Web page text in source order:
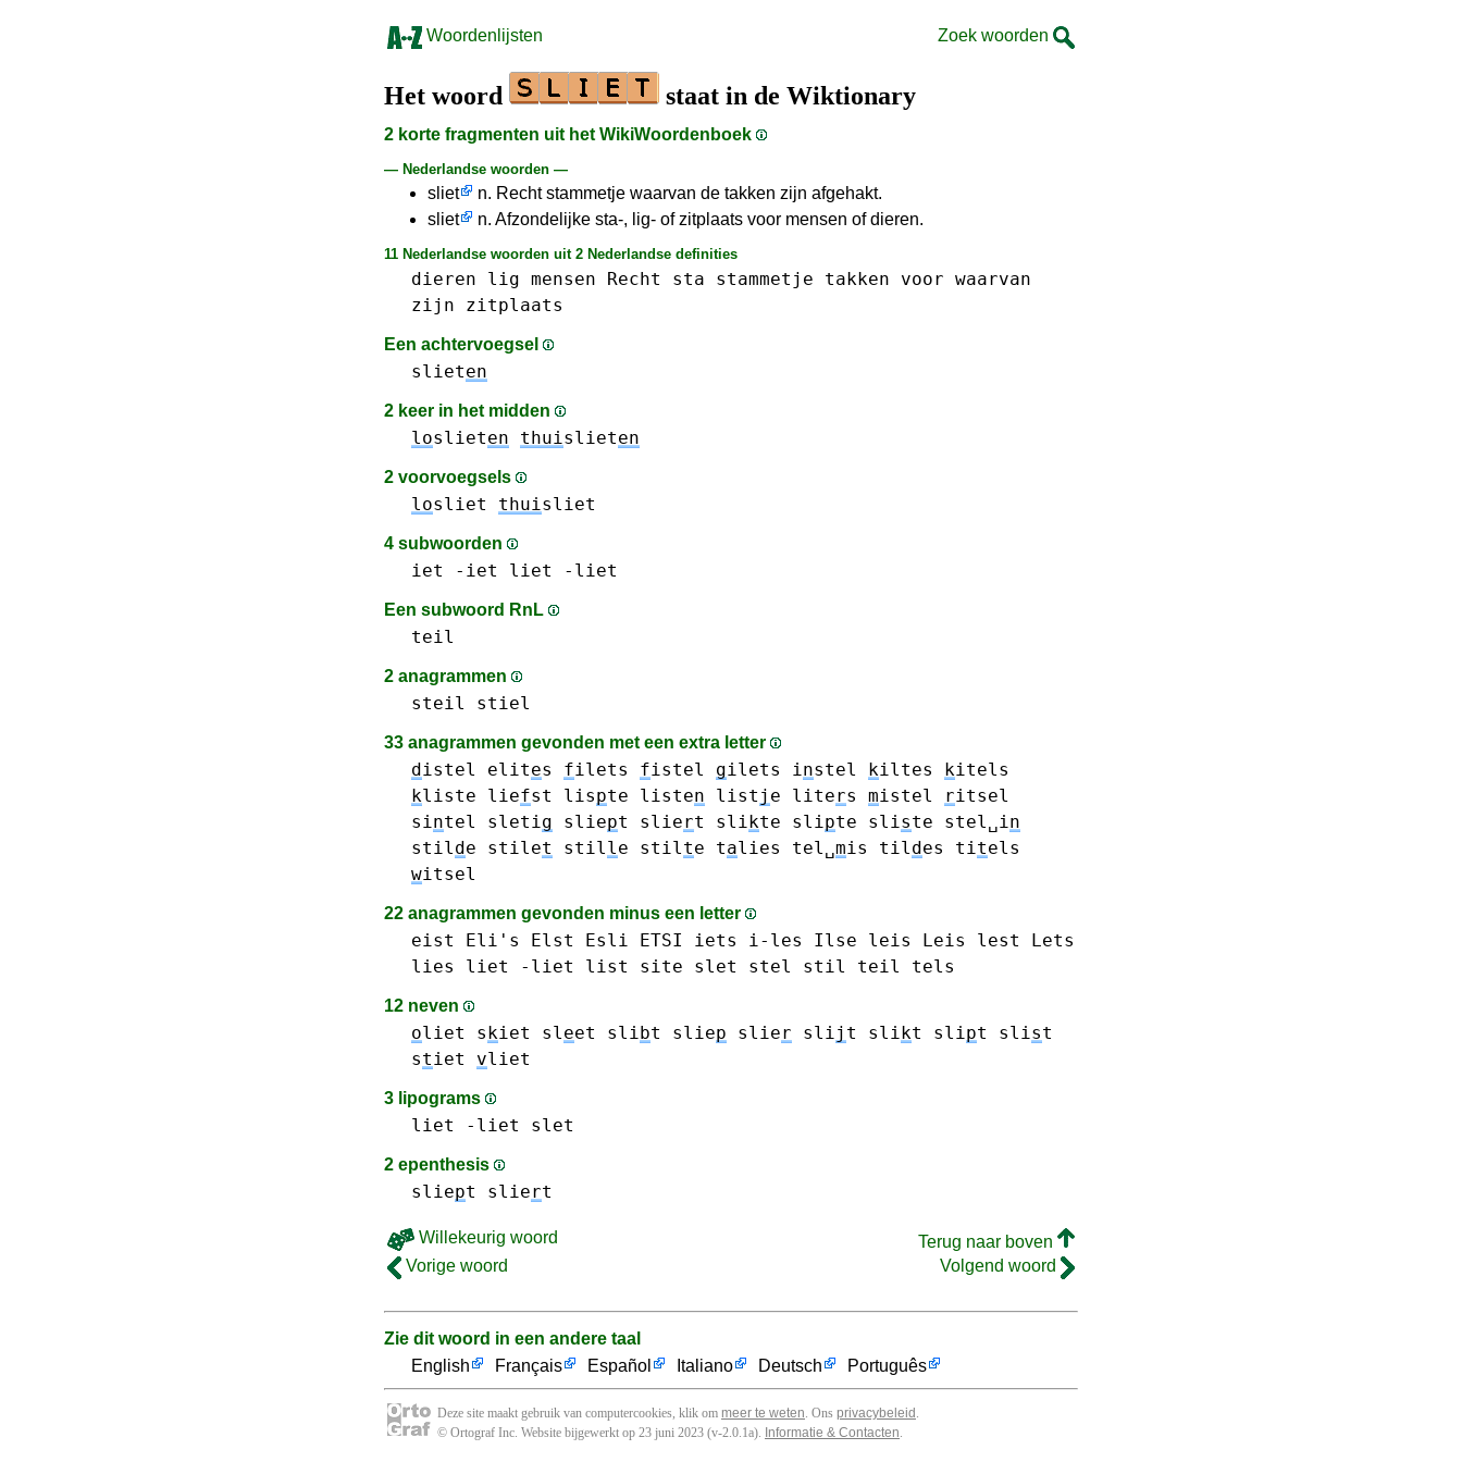
Woordenlijsten Zoek woorden
Het woord staat in de Wiktionary
2 korte fragmenten uit het WikiWoordenboek
— Nederlandse woorden —
sliet
n. Recht stammetje waarvan de takken zijn afgehakt.
sliet
n. Afzondelijke sta-, lig- of zitplaats voor mensen of dieren.
11 Nederlandse woorden uit 2 Nederlandse definities
dieren lig mensen Recht sta stammetje takken voor waarvan
zijn
zitplaats
Een achtervoegsel
slieten
2 keer in het midden
loslieten thuislieten
2 voorvoegsels
losliet thuisliet
4 subwoorden
iet -iet liet -liet
Een subwoord RnL
teil
2 anagrammen
steil stiel
33 anagrammen gevonden met een extra letter
distel elites filets fistel gilets instel kiltes kitels
kliste liefst lispte listen list j e liters mistel ritsel
sintel sletig sliept sliert slikte slipte sliste stel␣in
stilde stilet stille stilte talies tel␣mis tildes titels
witsel
22 anagrammen gevonden minus een letter
eist Eli's Elst Esli ETSI iets i-les Ilse leis Leis lest
Lets
lies
liet -liet list site slet stel stil teil tels
12 neven
oliet skiet sleet slibt sliep slier slij t slikt slipt slist
stiet vliet
3 lipograms
liet -liet slet
2 epenthesis
sliept sliert
Willekeurig woord
Terug naar boven
Vorige woord
Volgend woord
Zie dit woord in een andere taal
English
Français Español Italiano Deutsch Português
Deze site maakt gebruik van computercookies, klik om meer te weten. Ons privacybeleid .
© Ortograf Inc. Website bijgewerkt op 23 juni 2023 (v-2.0.1a). Informatie & Contacten.